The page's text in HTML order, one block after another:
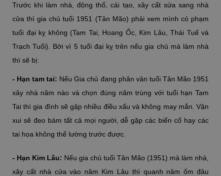
Trước khi làm nhà, động thổ, cải tạo, xây cất sửa sang nhà
cửa thì gia chủ tuổi 1951 (Tân Mão) phải xem mình có phạm
tuổi đại kỵ không (Tam Tai, Hoang Ốc, Kim Lâu, Thái Tuế và
Trạch Tuổi). Bởi vì 5 tuổi đại kỵ trên nếu gia chủ mà làm nhà
thì sẽ bị:
- Hạn tam tai: Nếu Gia chủ đang phân vân tuổi Tân Mão 1951
xây nhà năm nào và chọn đúng năm trùng với tuổi hạn Tam
Tai thì gia đình sẽ gặp nhiều điều xấu và không may mắn. Vận
xui sẽ đeo bám tất cả mọi người, dễ gặp các biến cố hay các
tai họa không thể lường trước được.
- Hạn Kim Lâu: Nếu gia chủ tuổi Tân Mão (1951) mà làm nhà,
xây cất nhà cửa vào năm Kim Lâu thì quanh năm ốm đâu